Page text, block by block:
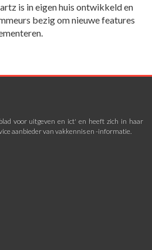
is in eigen huis ontwikkeld en
bezig om nieuwe features
voor uitgeven en ict' en heeft zich in haar
aanbieder van vakkennis en -informatie.